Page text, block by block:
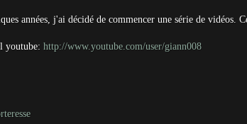
années, j'ai décidé de commencer une série de vidéos.
youtube: http://www.youtube.com/user/giann008